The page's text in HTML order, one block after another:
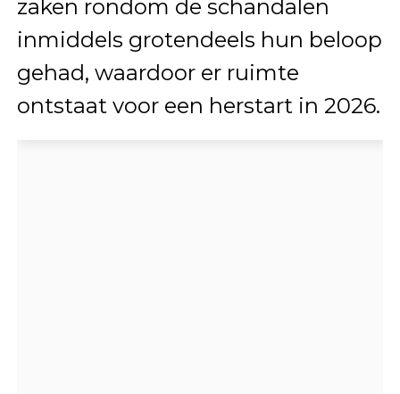
zaken rondom de schandalen
inmiddels grotendeels hun beloop
gehad, waardoor er ruimte
ontstaat voor een herstart in 2026.